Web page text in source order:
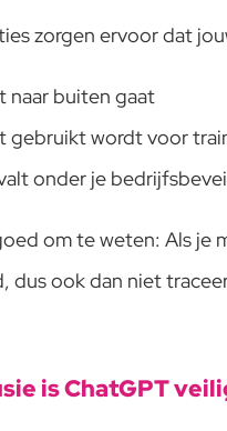
zorgen ervoor dat
naar buiten gaat
gebruikt wordt voor
onder je
om te weten: Als je
dus ook dan niet
is ChatGPT